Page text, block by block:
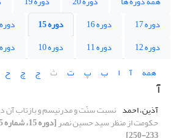
دوره 17
دوره 16 دوره 15 دوره 14
دوره 12
دوره 11 دوره 10
دوره 9
همه
آ ا ب پ ت ث ج چ ح
آ
آذین، احمد نسبت سنّت و مدرنیسم و بازتاب
حکومت از منظر سید حسین نصر